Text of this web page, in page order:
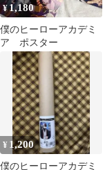
¥1,180
僕のヒーローアカデミ
ア ポスター
¥ 1,200
僕のヒーローアカデミ